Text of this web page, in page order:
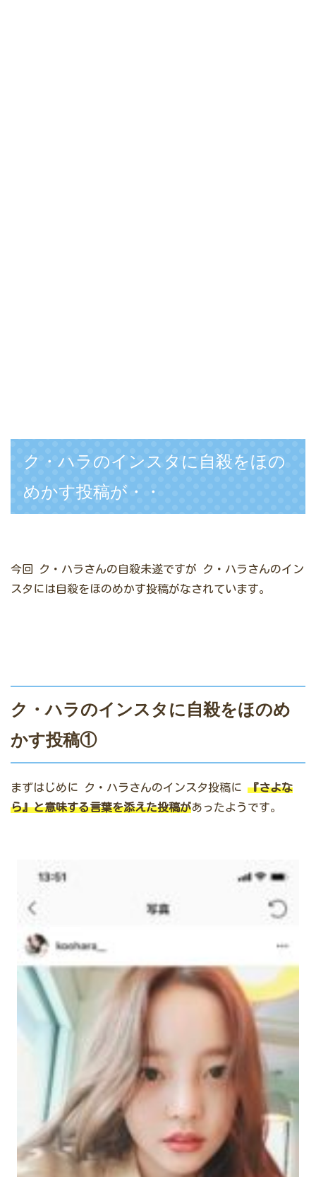
ク・ハラのインスタに自殺をほの
めかす投稿が・・
今回 ク・ハラさんの自殺未遂ですが ク・ハラさんのイン
スタには自殺をほのめかす投稿がなされています。
ク・ハラのインスタに自殺をほのめ
かす投稿①
まずはじめに ク・ハラさんのインスタ投稿に 『さよな
ら』と意味する言葉を添えた投稿があったようです。